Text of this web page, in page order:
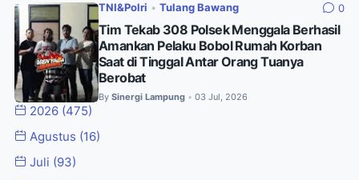
TNI&Polri • Tulang Bawang 0
Tim Tekab 308 Polsek Menggala Berhasil
Amankan Pelaku Bobol Rumah Korban
Saat di Tinggal Antar Orang Tuanya
Berobat
By Sinergi Lampung • 03 Jul, 2026
2026 (475)
Agustus (16)
Juli (93)